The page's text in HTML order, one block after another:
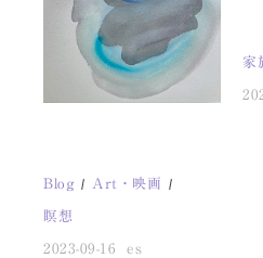
Blog Art・映画
瞑想
2023-09-16 es
家